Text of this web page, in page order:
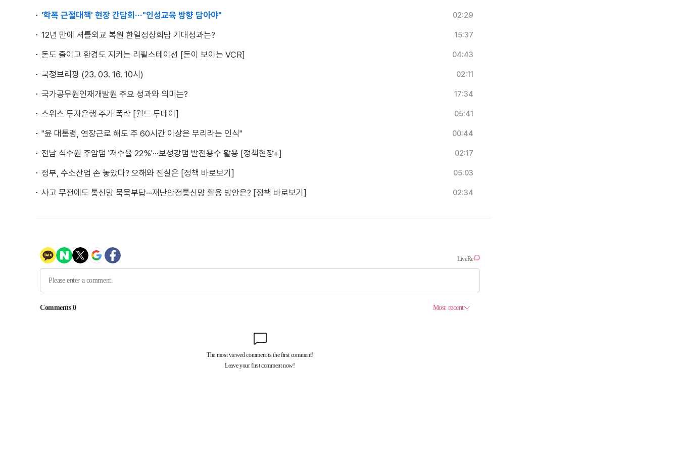
'학폭 근절대책' 현장 간담회···"인성교육 방향 담아야" 02:29
12년 만에 셔틀외교 복원 한일정상회담 기대성과는? 15:37
돈도 줄이고 환경도 지키는 리필스테이션 [돈이 보이는 VCR] 04:43
국정브리핑 (23. 03. 16. 10시) 02:11
국가공무원인재개발원 주요 성과와 의미는? 17:34
스위스 투자은행 주가 폭락 [월드 투데이] 05:41
"윤 대통령, 연장근로 해도 주 60시간 이상은 무리라는 인식" 00:44
전남 식수원 주암댐 '저수율 22%'···보성강댐 발전용수 활용 [정책현장+] 02:17
정부, 수소산업 손 놓았다? 오해와 진실은 [정책 바로보기] 05:03
사고 무전에도 통신망 묵묵부답···재난안전통신망 활용 방안은? [정책 바로보기] 02:34